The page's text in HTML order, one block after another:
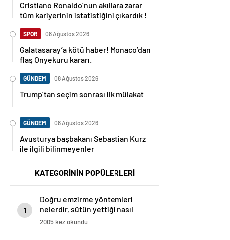
Cristiano Ronaldo’nun akıllara zarar
tüm kariyerinin istatistiğini çıkardık !
SPOR 08 Ağustos 2026
Galatasaray’a kötü haber! Monaco’dan
flaş Onyekuru kararı.
GÜNDEM 08 Ağustos 2026
Trump’tan seçim sonrası ilk mülakat
GÜNDEM 08 Ağustos 2026
Avusturya başbakanı Sebastian Kurz
ile ilgili bilinmeyenler
KATEGORİNİN POPÜLERLERİ
1
Doğru emzirme yöntemleri
nelerdir, sütün yettiği nasıl
anlaşılır?
2005 kez okundu